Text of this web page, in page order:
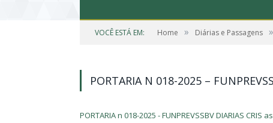
VOCÊ ESTÁ EM: Home » Diárias e Passagens »
PORTARIA N 018-2025 –
PORTARIA n 018-2025 - FUNPREVSSBV DIARIAS CRIS